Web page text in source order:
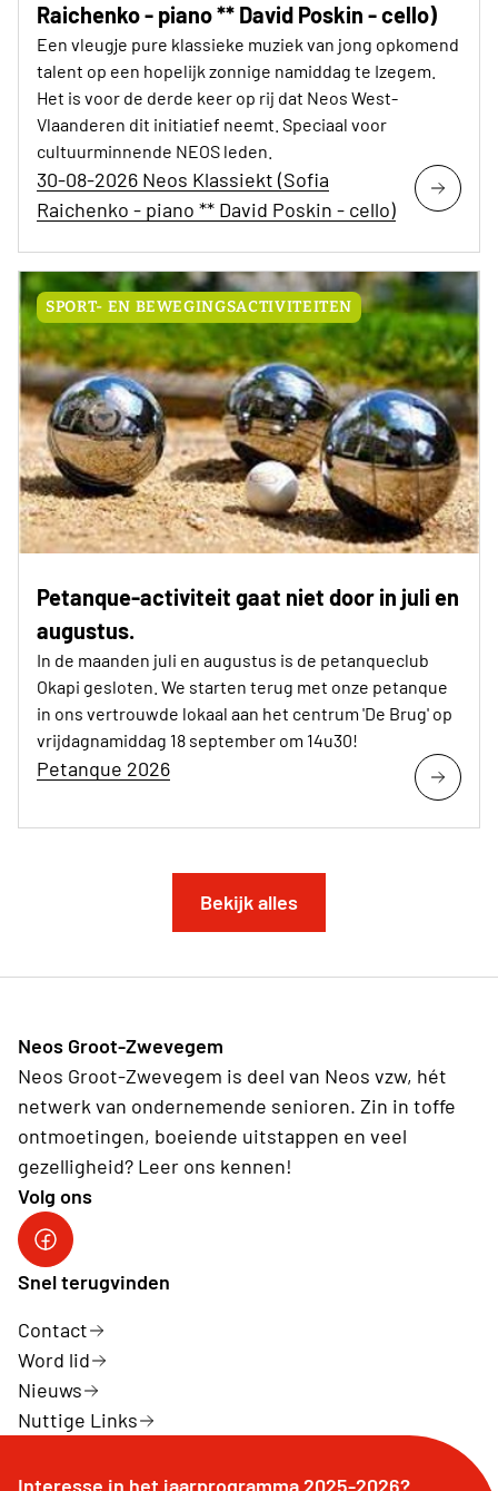
Raichenko - piano ** David Poskin - cello)
Een vleugje pure klassieke muziek van jong opkomend
talent op een hopelijk zonnige namiddag te Izegem.
Het is voor de derde keer op rij dat Neos West-
Vlaanderen dit initiatief neemt. Speciaal voor
cultuurminnende NEOS leden.
30-08-2026 Neos Klassiekt (Sofia
Raichenko - piano ** David Poskin - cello)
SPORT- EN BEWEGINGSACTIVITEITEN
Petanque-activiteit gaat niet door in juli en
augustus.
In de maanden juli en augustus is de petanqueclub
Okapi gesloten. We starten terug met onze petanque
in ons vertrouwde lokaal aan het centrum 'De Brug' op
vrijdagnamiddag 18 september om 14u30!
Petanque 2026
Bekijk alles
Neos Groot-Zwevegem
Neos Groot-Zwevegem is deel van Neos vzw, hét
netwerk van ondernemende senioren. Zin in toffe
ontmoetingen, boeiende uitstappen en veel
gezelligheid? Leer ons kennen!
Volg ons
Facebookpagina Neos vzw
Snel terugvinden
Contact
Word lid
Nieuws
Nuttige Links
Interesse in het jaarprogramma 2025-2026?